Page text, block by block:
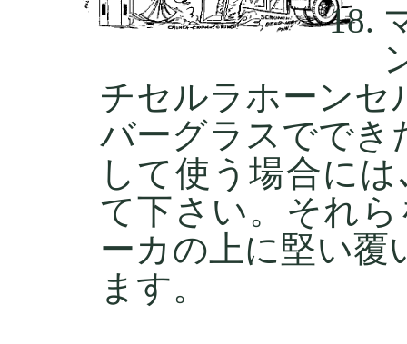
チセルラホーンセ
バーグラスででき
して使う場合に
て下さい。それ
ーカの上に堅い覆
ます。